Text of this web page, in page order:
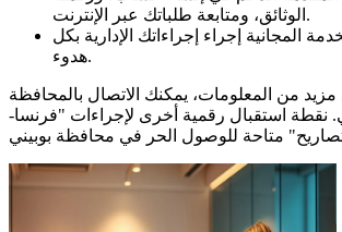
الوثائق، ومتابعة طلباتك عبر الإنترنت.
المجانية إجراء إجراءاتك الإدارية بكل
هدوء.
من المعلومات، يمكنك الاتصال بالمحافظة
نقطة استقبال رقمية أخرى لإجراءات "فرنسا-